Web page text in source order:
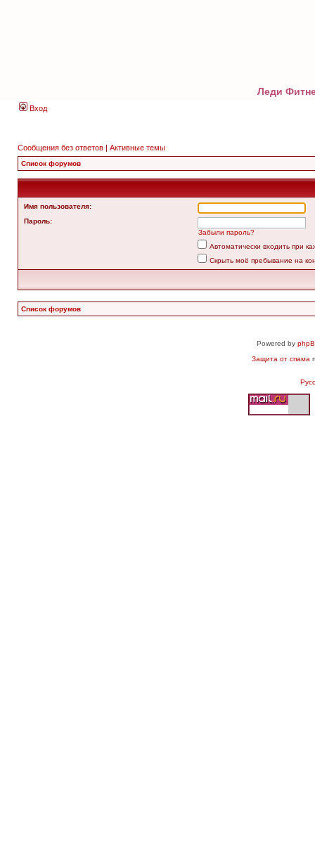
Леди
Вход
Сообщения без ответов | Активные темы
Список форумов
Имя пользователя:
Пароль:
Забыли пароль?
Автоматически входить при
Скрыть моё пребывание на
Список форумов
Powered by
Защита от спама